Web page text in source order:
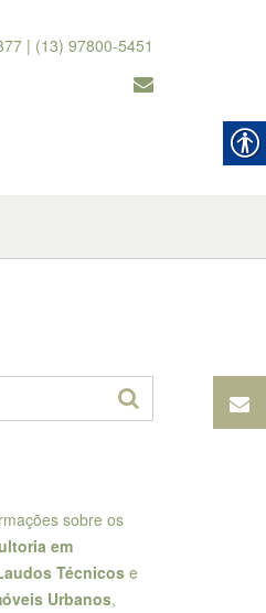
| (13) 97800-5451
sobre os
em
Técnicose
Urbanos,